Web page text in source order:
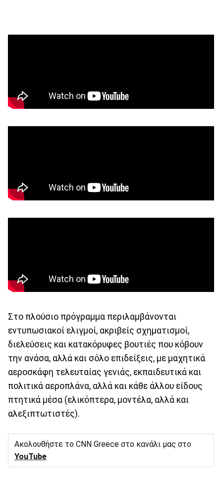
Στο πλούσιο πρόγραμμα περιλαμβάνονται
εντυπωσιακοί ελιγμοί, ακριβείς σχηματισμοί,
διελεύσεις και κατακόρυφες βουτιές που κόβουν
την ανάσα, αλλά και σόλο επιδείξεις, με μαχητικά
αεροσκάφη τελευταίας γενιάς, εκπαιδευτικά και
πολιτικά αεροπλάνα, αλλά και κάθε άλλου είδους
πτητικά μέσα (ελικόπτερα, μοντέλα, αλλά και
αλεξιπτωτιστές).
Ακολουθήστε το CNN Greece στο κανάλι μας στο
YouTube